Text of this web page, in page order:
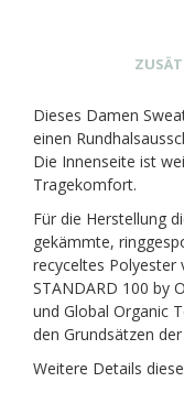
Dieses Damen
einen
Die Innenseite ist
Tragekomfort.
Für die Herstellung
gekämmte,
recyceltes Polyester
STANDARD 100 by
und Global Organic
den Grundsätzen
Weitere Details